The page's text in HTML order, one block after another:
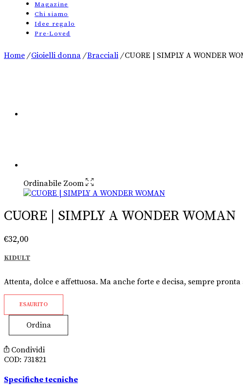
Magazine
Chi siamo
Idee regalo
Pre-Loved
Home / Gioielli donna / Bracciali /CUORE | SIMPLY A WONDER
Ordinabile Zoom
CUORE | SIMPLY A WONDER WOMAN
€32,00
KIDULT
Attenta, dolce e affettuosa. Ma anche forte e decisa, sempre
ESAURITO
Ordina
Condividi
COD: 731821
Specifiche tecniche